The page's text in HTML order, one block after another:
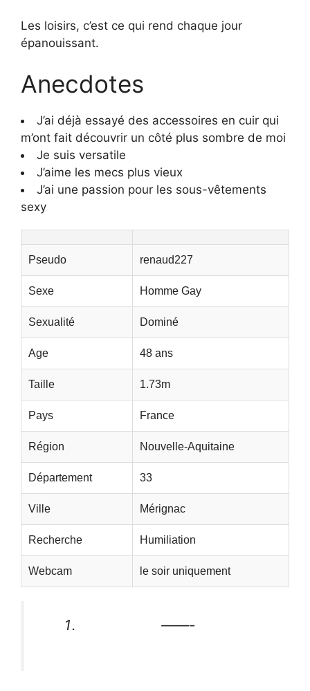
Les loisirs, c’est ce qui rend chaque jour
épanouissant.
Anecdotes
J’ai déjà essayé des accessoires en cuir qui
m’ont fait découvrir un côté plus sombre de moi
Je suis versatile
J’aime les mecs plus vieux
J’ai une passion pour les sous-vêtements
sexy
Pseudo renaud227
Sexe Homme Gay
Sexualité Dominé
Age 48 ans
Taille 1.73m
Pays France
Région Nouvelle-Aquitaine
Département 33
Ville Mérignac
Recherche Humiliation
Webcam le soir uniquement
——-